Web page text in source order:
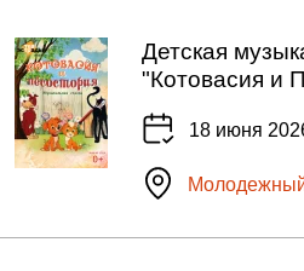
Детская
"Котовасия и
18 июня